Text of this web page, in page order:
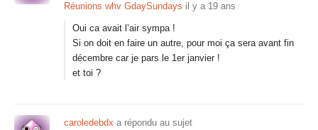
Réunions whv GdaySundays il y a 19 ans
Oui ca avait l’air sympa !
Si on doit en faire un autre, pour moi ça sera avant fin
décembre car je pars le 1er janvier !
et toi ?
caroledebdx a répondu au sujet